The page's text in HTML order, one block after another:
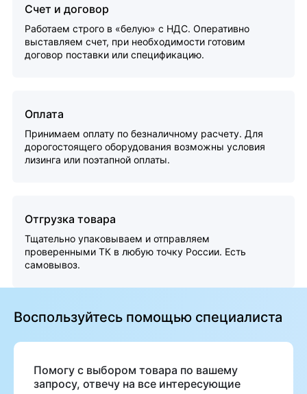
Счет и договор
Работаем строго в «белую» с НДС. Оперативно
выставляем счет, при необходимости готовим
договор поставки или спецификацию.
Оплата
Принимаем оплату по безналичному расчету. Для
дорогостоящего оборудования возможны условия
лизинга или поэтапной оплаты.
Отгрузка товара
Тщательно упаковываем и отправляем
проверенными ТК в любую точку России. Есть
самовывоз.
Воспользуйтесь помощью специалиста
Помогу с выбором товара по вашему
запросу, отвечу на все интересующие